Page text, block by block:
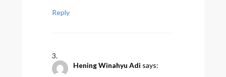
Reply
Hening Winahyu Adi says: